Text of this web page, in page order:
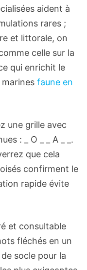
aident à
rares ;
et littorale, on
celle sur la
qui enrichit le
faune en
une grille avec
: _ O _ _ A _ _.
que cela
confirment le
rapide évite
et consultable
fléchés en un
socle pour la